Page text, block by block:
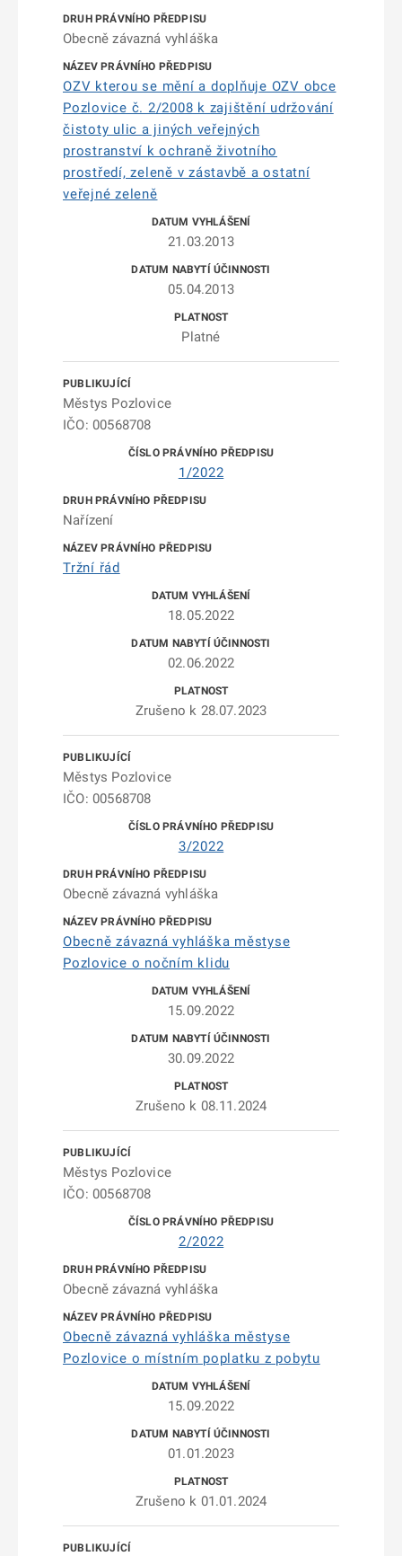
Obecně závazná vyhláška
OZV kterou se mění a doplňuje OZV obce
Pozlovice č. 2/2008 k zajištění udržování
čistoty ulic a jiných veřejných
prostranství k ochraně životního
prostředí, zeleně v zástavbě a ostatní
veřejné zeleně
21.03.2013
05.04.2013
Platné
Městys Pozlovice
IČO: 00568708
1/2022
Nařízení
Tržní řád
18.05.2022
02.06.2022
Zrušeno k 28.07.2023
Městys Pozlovice
IČO: 00568708
3/2022
Obecně závazná vyhláška
Obecně závazná vyhláška městyse
Pozlovice o nočním klidu
15.09.2022
30.09.2022
Zrušeno k 08.11.2024
Městys Pozlovice
IČO: 00568708
2/2022
Obecně závazná vyhláška
Obecně závazná vyhláška městyse
Pozlovice o místním poplatku z pobytu
15.09.2022
01.01.2023
Zrušeno k 01.01.2024